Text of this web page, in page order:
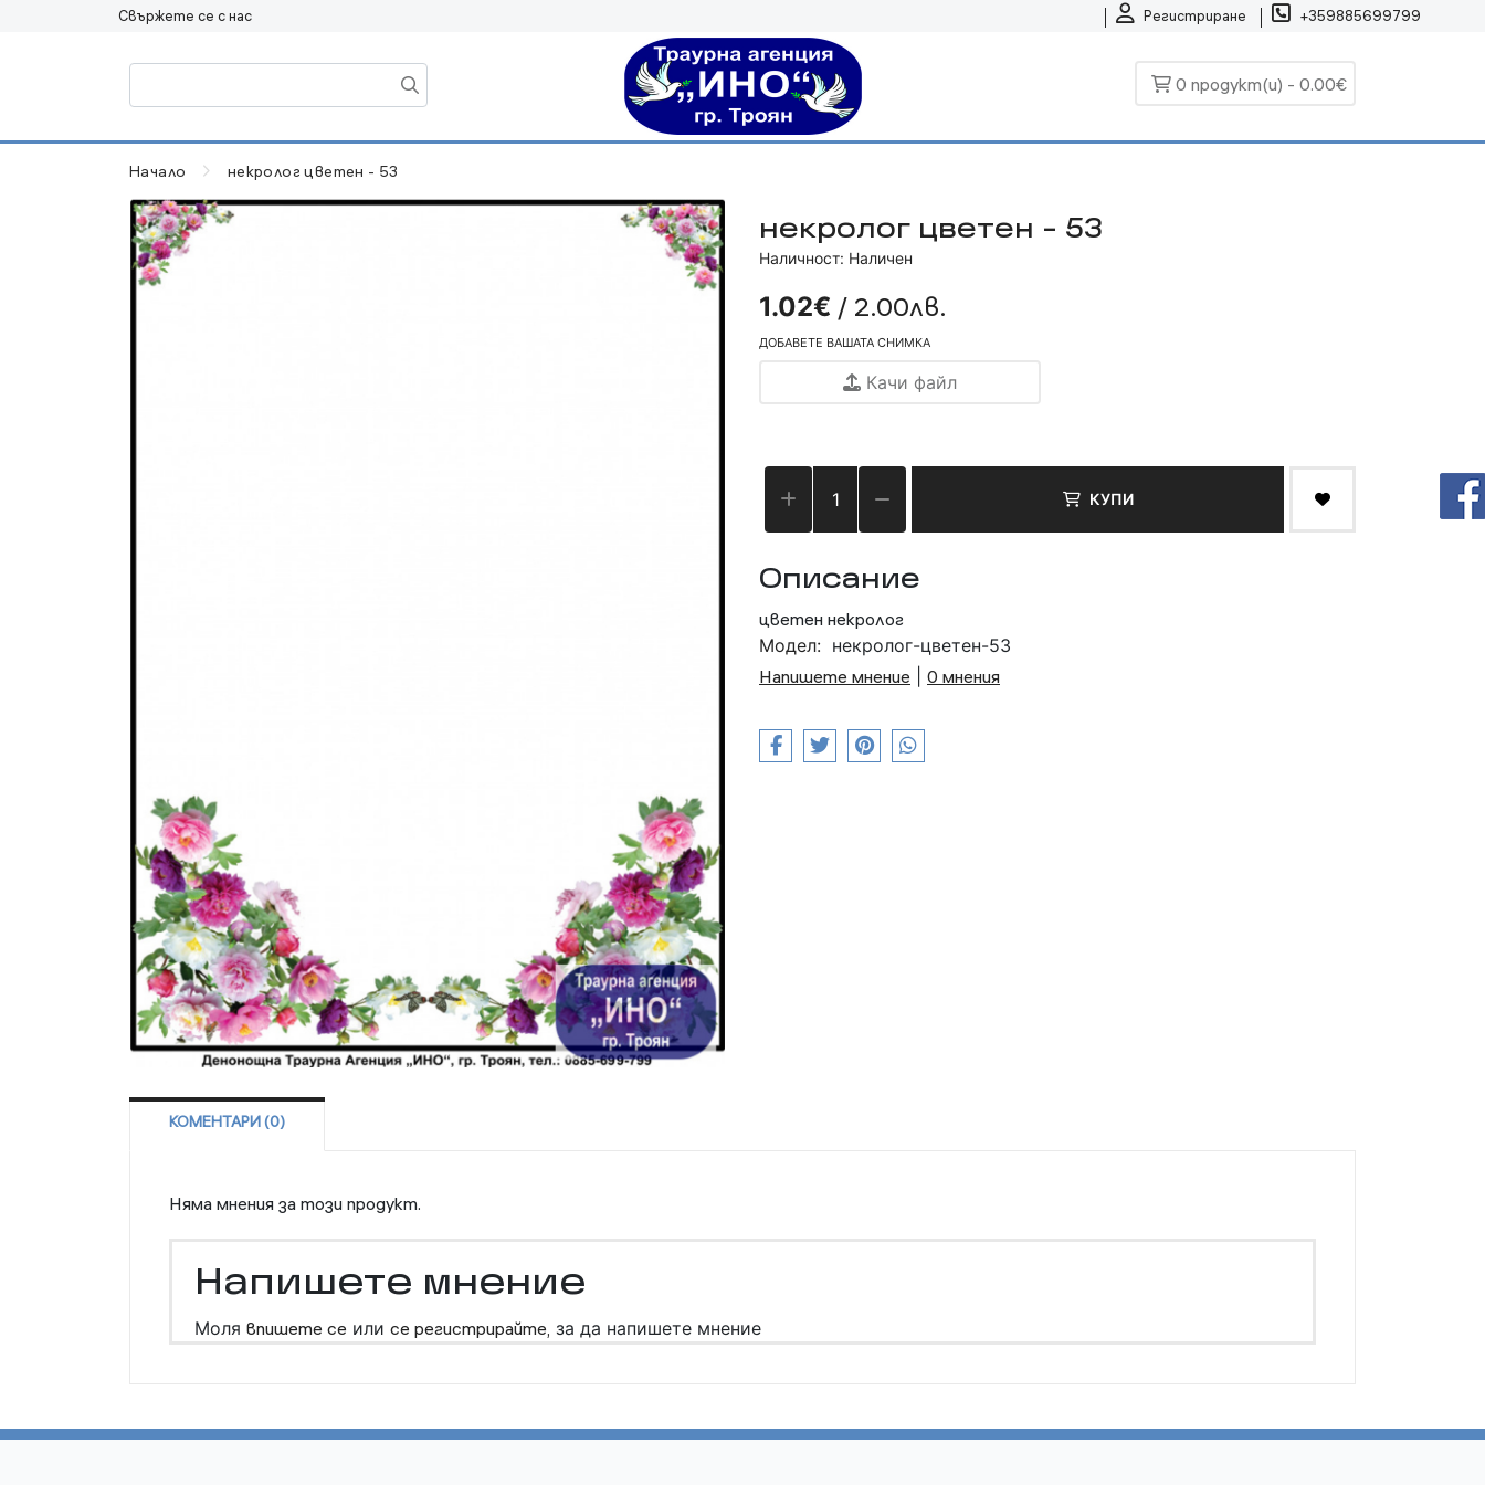
Регистриране +359885699799
Свържете се с нас
0 продукт(и) - 0.00€
Начало некролог цветен - 53
некролог цветен - 53
Наличност: Наличен
1.02€ / 2.00лв.
ДОБАВЕТЕ ВАШАТА СНИМКА
Качи файл
КУПИ
Описание
цветен некролог
Модел: некролог-цветен-53
Напишете мнение
0 мнения
КОМЕНТАРИ (0)
Няма мнения за този продукт.
Напишете мнение
Моля впишете се или се регистрирайте, за да напишете мнение